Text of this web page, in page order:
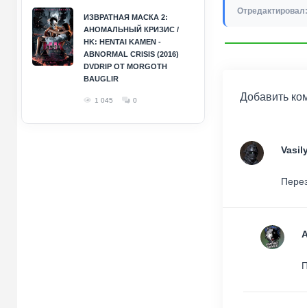
ИЗВРАТНАЯ МАСКА 2:
АНОМАЛЬНЫЙ КРИЗИС /
HK: HENTAI KAMEN -
ABNORMAL CRISIS (2016)
DVDRIP ОТ MORGOTH
BAUGLIR
1 045 0
Отредактировал:
Добавить